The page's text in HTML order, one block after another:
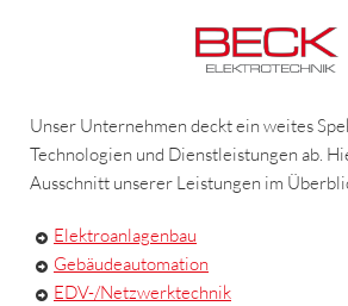
Unser Unternehmen deckt ein weites
Technologien und Dienstleistungen ab.
Ausschnitt unserer Leistungen im
Elektroanlagenbau
Gebäudeautomation
EDV-/Netzwerktechnik